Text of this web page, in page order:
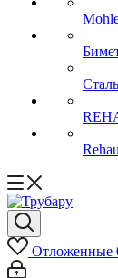
Отложенные